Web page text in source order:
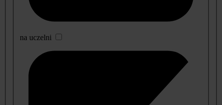
na uczelni